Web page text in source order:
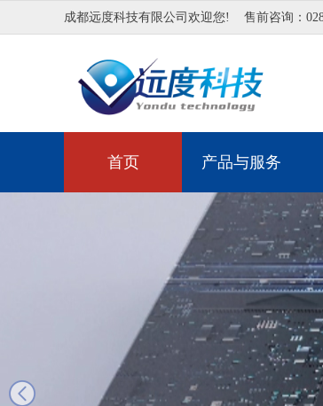
成都远度科技有限公司欢迎您! 售前咨询：
首页 产品与服务